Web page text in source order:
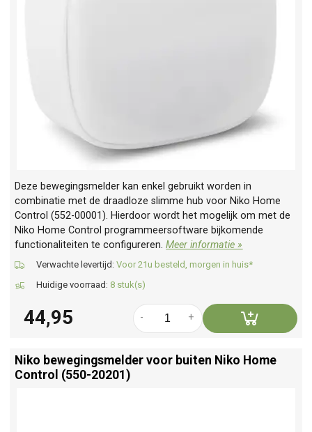
Deze bewegingsmelder kan enkel gebruikt worden in
combinatie met de draadloze slimme hub voor Niko Home
Control (552-00001). Hierdoor wordt het mogelijk om met de
Niko Home Control programmeersoftware bijkomende
functionaliteiten te configureren.Meer informatie »
Verwachte levertijd: Voor 21u besteld, morgen in huis*
Huidige voorraad: 8 stuk(s)
44,95 +
-
Niko bewegingsmelder voor buiten Niko Home
Control (550-20201)